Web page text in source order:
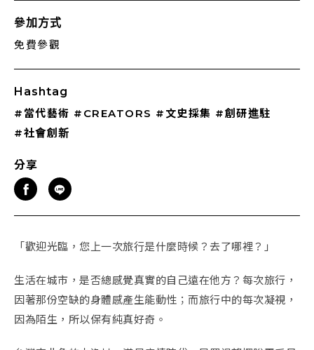
參加方式
免費參觀
Hashtag
#當代藝術 #CREATORS #文史採集 #創研進駐
#社會創新
分享
「歡迎光臨，您上一次旅行是什麼時候？去了哪裡？」
生活在城市，是否總感覺真實的自己遠在他方？每次旅行，
因著那份空缺的身體感產生能動性；而旅行中的每次凝視，
因為陌生，所以保有純真好奇。